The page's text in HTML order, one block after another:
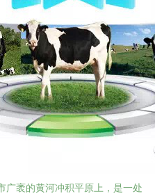
广袤的黄河冲积平原上，是一处